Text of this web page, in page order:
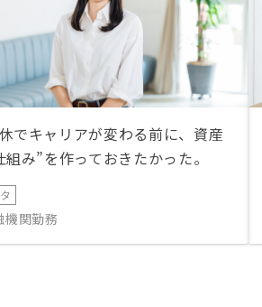
でキャリアが変わる前に、資産
み”を作っておきたかった。
機関勤務